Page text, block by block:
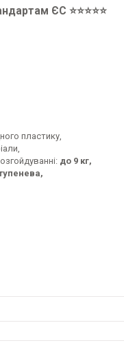
ЄС ⭐⭐⭐⭐⭐
пластику,
до 9 кг,